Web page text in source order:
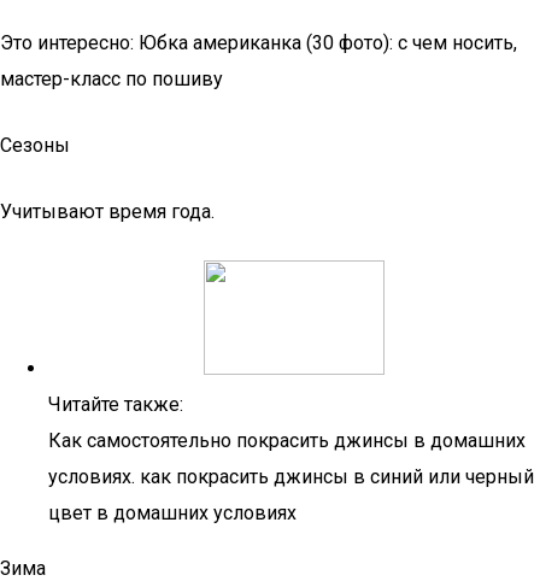
Это интересно: Юбка американка (30 фото): с чем носить,
мастер-класс по пошиву
Сезоны
Учитывают время года.
Читайте также:
Как самостоятельно покрасить джинсы в домашних
условиях. как покрасить джинсы в синий или черный
цвет в домашних условиях
Зима